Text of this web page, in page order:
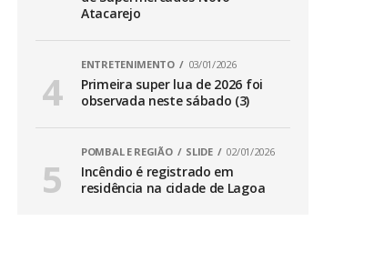
Atacarejo
ENTRETENIMENTO 03/01/2026
Primeira super lua de 2026 foi
observada neste sábado (3)
POMBAL E REGIÃO SLIDE 02/01/2026
Incêndio é registrado em
residência na cidade de Lagoa